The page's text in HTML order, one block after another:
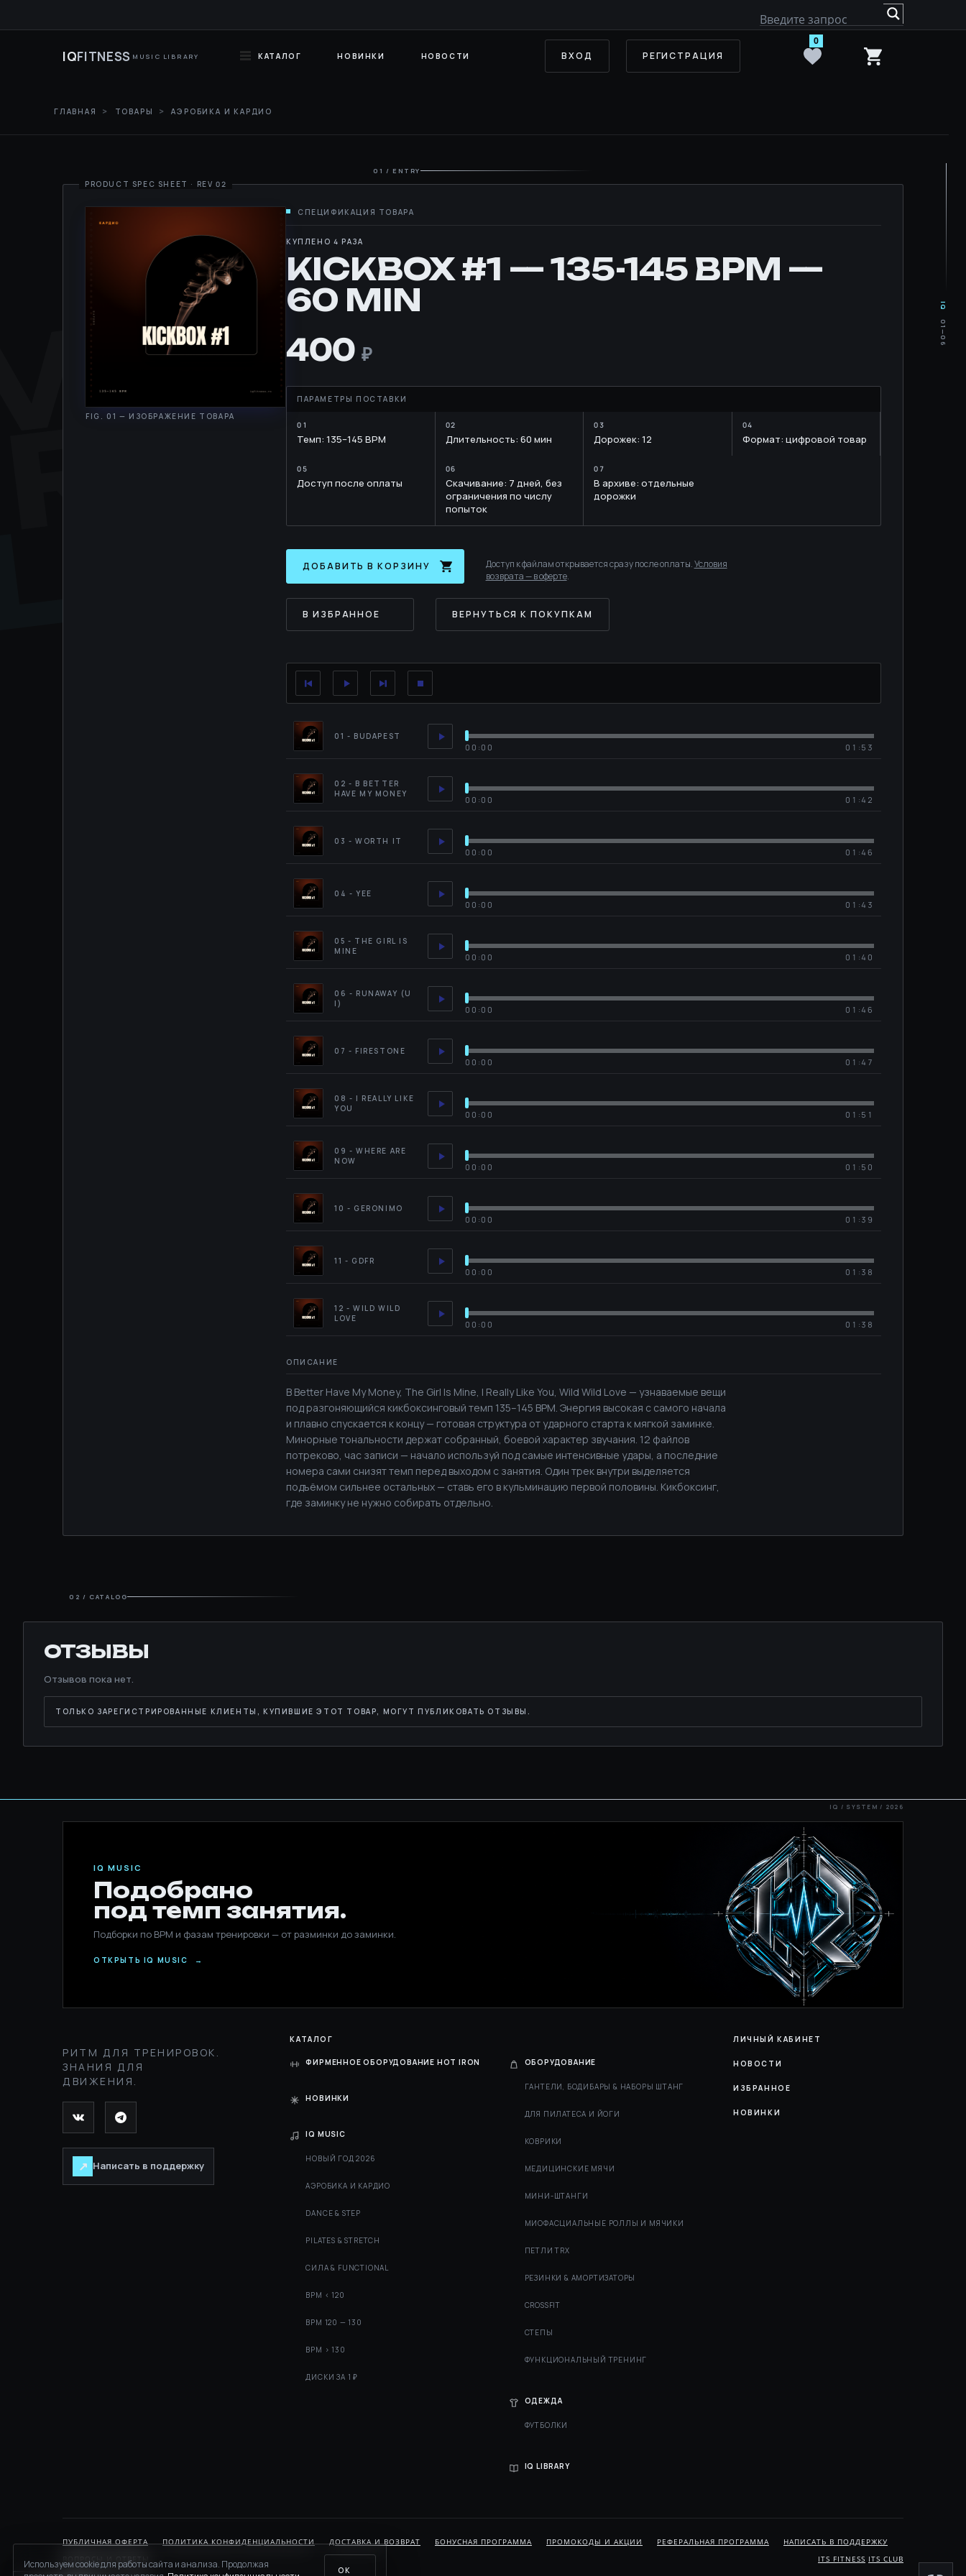
IQFITNESS MUSIC LIBRARY КАТАЛОГ НОВИНКИ НОВОСТИ ВХОД РЕГИСТРАЦИЯ
0
ГЛАВНАЯ ТОВАРЫ АЭРОБИКА И КАРДИО
01 / ENTRY
КУПЛЕНО 4 РАЗА
KICKBOX #1 — 135-145 BPM —
60 MIN
400
Темп: 135–145 BPM Длительность: 60 мин Дорожек: 12 Формат: цифровой товар
Доступ после оплаты
Скачивание: 7 дней, без
ограничения по числу
попыток
В архиве: отдельные
дорожки
ДОБАВИТЬ В КОРЗИНУ Доступ к файлам открывается сразу после оплаты.Условия
возврата — в оферте.
В ИЗБРАННОЕ ВЕРНУТЬСЯ К ПОКУПКАМ
01 - BUDAPEST
00:00 01:53
02 - B BETTER
HAVE MY MONEY
00:00 01:42
03 - WORTH IT
00:00 01:46
04 - YEE
00:00 01:43
05 - THE GIRL IS
MINE
00:00 01:40
06 - RUNAWAY (U
I)
00:00 01:46
07 - FIRESTONE
00:00 01:47
08 - I REALLY LIKE
YOU
00:00 01:51
09 - WHERE ARE
NOW
00:00 01:50
10 - GERONIMO
00:00 01:39
11 - GDFR
00:00 01:38
12 - WILD WILD
LOVE
00:00 01:38
B Better Have My Money, The Girl Is Mine, I Really Like You, Wild Wild Love — узнаваемые вещи
под разгоняющийся кикбоксинговый темп 135–145 BPM. Энергия высокая с самого начала
и плавно спускается к концу — готовая структура от ударного старта к мягкой заминке.
Минорные тональности держат собранный, боевой характер звучания. 12 файлов
потреково, час записи — начало используй под самые интенсивные удары, а последние
номера сами снизят темп перед выходом с занятия. Один трек внутри выделяется
подъёмом сильнее остальных — ставь его в кульминацию первой половины. Кикбоксинг,
где заминку не нужно собирать отдельно.
02 / CATALOG
ОТЗЫВЫ
Отзывов пока нет.
ТОЛЬКО ЗАРЕГИСТРИРОВАННЫЕ КЛИЕНТЫ, КУПИВШИЕ ЭТОТ ТОВАР, МОГУТ ПУБЛИКОВАТЬ ОТЗЫВЫ.
IQ
01—06
РИТМ ДЛЯ ТРЕНИРОВОК.
ЗНАНИЯ ДЛЯ
ДВИЖЕНИЯ.
↗ Написать в поддержку
IQ MUSIC
Подобрано
под темп занятия.
Подборки по BPM и фазам тренировки — от разминки до заминки.
ОТКРЫТЬ IQ MUSIC →
КАТАЛОГ
ФИРМЕННОЕ ОБОРУДОВАНИЕ HOT IRON
НОВИНКИ
IQ MUSIC
НОВЫЙ ГОД 2026
АЭРОБИКА И КАРДИО
DANCE & STEP
PILATES & STRETCH
СИЛА & FUNCTIONAL
BPM < 120
BPM 120 — 130
BPM > 130
ДИСКИ ЗА 1 ₽
ОБОРУДОВАНИЕ
ГАНТЕЛИ, БОДИБАРЫ & НАБОРЫ ШТАНГ
ДЛЯ ПИЛАТЕСА И ЙОГИ
КОВРИКИ
МЕДИЦИНСКИЕ МЯЧИ
МИНИ-ШТАНГИ
МИОФАСЦИАЛЬНЫЕ РОЛЛЫ И МЯЧИКИ
ПЕТЛИ TRX
РЕЗИНКИ & АМОРТИЗАТОРЫ
СROSSFIT
СТЕПЫ
ФУНКЦИОНАЛЬНЫЙ ТРЕНИНГ
ОДЕЖДА
ФУТБОЛКИ
IQ LIBRARY
ЛИЧНЫЙ КАБИНЕТ
НОВОСТИ
ИЗБРАННОЕ
НОВИНКИ
ПУБЛИЧНАЯ ОФЕРТА ПОЛИТИКА КОНФИДЕНЦИАЛЬНОСТИ ДОСТАВКА И ВОЗВРАТ БОНУСНАЯ ПРОГРАММА ПРОМОКОДЫ И АКЦИИ РЕФЕРАЛЬНАЯ ПРОГРАММА
НАПИСАТЬ В ПОДДЕРЖКУ
ВОПРОСЫ И ОТВЕТЫ
ITS FITNESS ITS CLUB
Используем cookie для работы сайта и анализа. Продолжая
ОК